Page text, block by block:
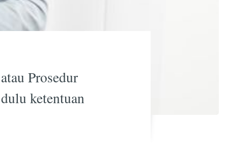
Prosedur
ketentuan